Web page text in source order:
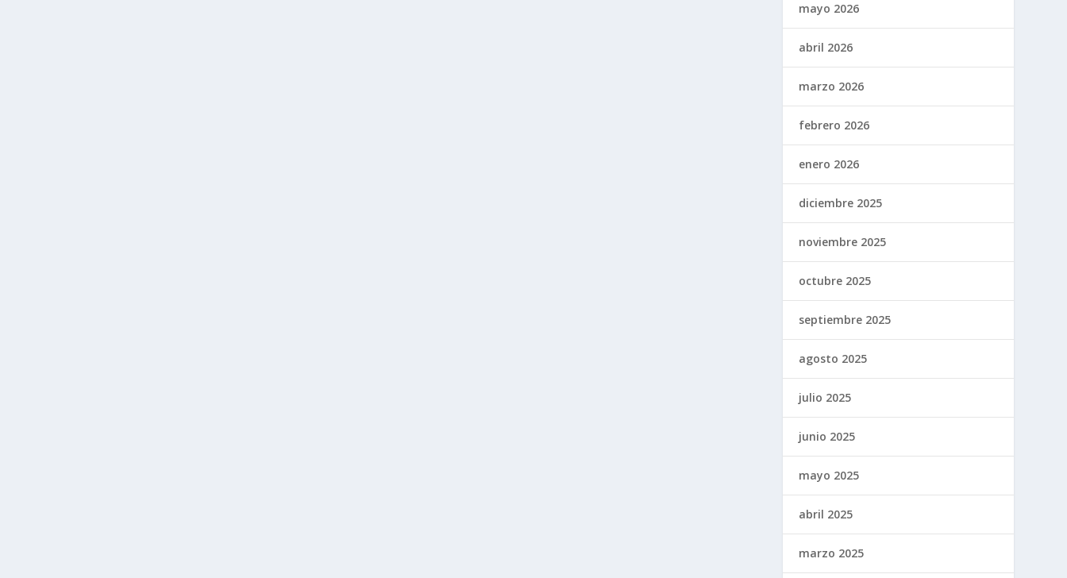
mayo 2026
abril 2026
marzo 2026
febrero 2026
enero 2026
diciembre 2025
noviembre 2025
octubre 2025
septiembre 2025
agosto 2025
julio 2025
junio 2025
mayo 2025
abril 2025
marzo 2025